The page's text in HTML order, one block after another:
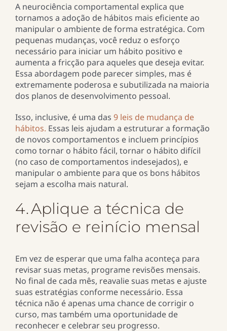
A neurociência comportamental explica que
tornamos a adoção de hábitos mais eficiente ao
manipular o ambiente de forma estratégica. Com
pequenas mudanças, você reduz o esforço
necessário para iniciar um hábito positivo e
aumenta a fricção para aqueles que deseja evitar.
Essa abordagem pode parecer simples, mas é
extremamente poderosa e subutilizada na maioria
dos planos de desenvolvimento pessoal.
Isso, inclusive, é uma das 9 leis de mudança de
hábitos. Essas leis ajudam a estruturar a formação
de novos comportamentos e incluem princípios
como tornar o hábito fácil, tornar o hábito difícil
(no caso de comportamentos indesejados), e
manipular o ambiente para que os bons hábitos
sejam a escolha mais natural.
4. Aplique a técnica de
revisão e reinício mensal
Em vez de esperar que uma falha aconteça para
revisar suas metas, programe revisões mensais.
No final de cada mês, reavalie suas metas e ajuste
suas estratégias conforme necessário. Essa
técnica não é apenas uma chance de corrigir o
curso, mas também uma oportunidade de
reconhecer e celebrar seu progresso.